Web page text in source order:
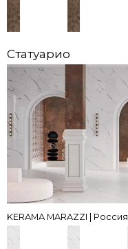
Статуарио
KERAMA MARAZZI | Россия